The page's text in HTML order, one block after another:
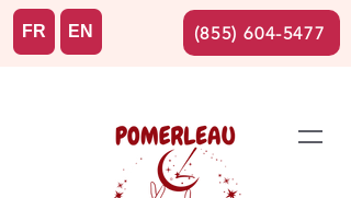
FR EN (855) 604-5477